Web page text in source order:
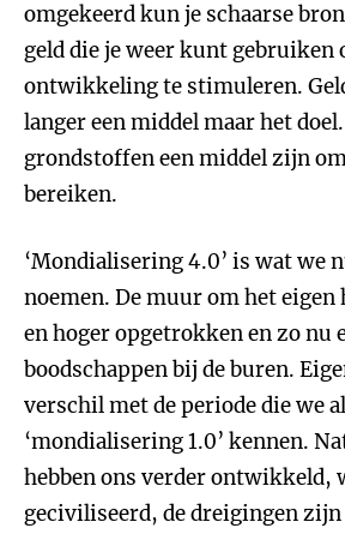
omgekeerd kun je schaarse
geld die je weer kunt gebruiken
ontwikkeling te stimuleren.
langer een middel maar het
grondstoffen een middel zijn
bereiken.
‘Mondialisering 4.0’ is wat we
noemen. De muur om het
en hoger opgetrokken en zo nu
boodschappen bij de buren.
verschil met de periode die we
‘mondialisering 1.0’ kennen.
hebben ons verder ontwikkeld,
geciviliseerd, de dreigingen